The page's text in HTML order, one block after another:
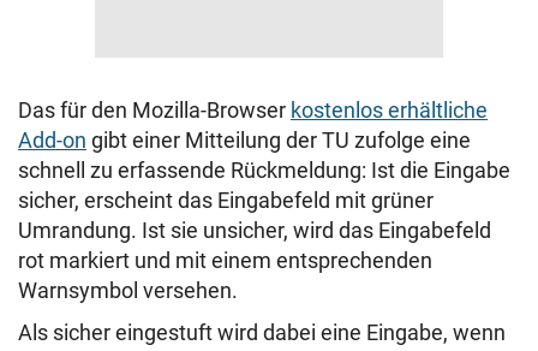
Das für den Mozilla-Browser kostenlos erhältliche
Add-on gibt einer Mitteilung der TU zufolge eine
schnell zu erfassende Rückmeldung: Ist die Eingabe
sicher, erscheint das Eingabefeld mit grüner
Umrandung. Ist sie unsicher, wird das Eingabefeld
rot markiert und mit einem entsprechenden
Warnsymbol versehen.
Als sicher eingestuft wird dabei eine Eingabe, wenn